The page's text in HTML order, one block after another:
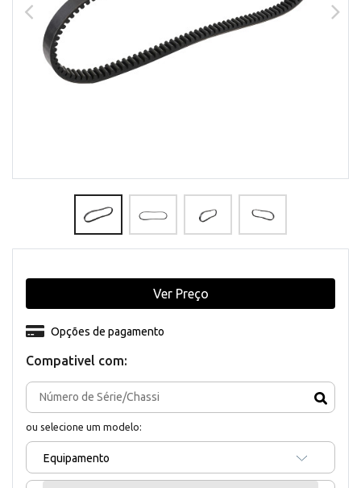
Compativel com:
ou selecione um modelo:
Equipamento
Opções de pagamento
Ver Preço